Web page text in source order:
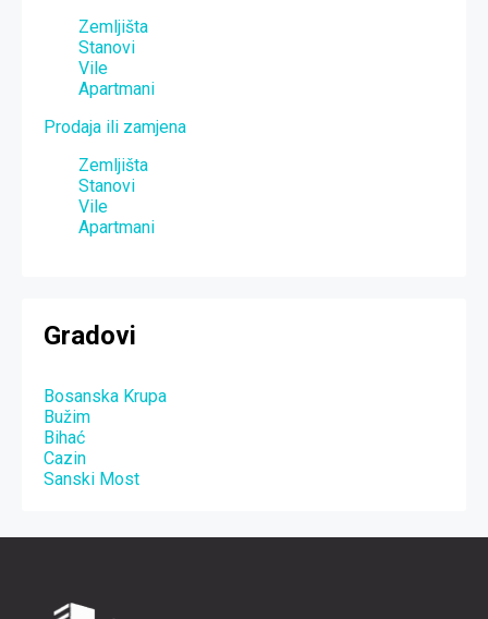
Zemljišta
Stanovi
Vile
Apartmani
Prodaja ili zamjena
Zemljišta
Stanovi
Vile
Apartmani
Gradovi
Bosanska Krupa
Bužim
Bihać
Cazin
Sanski Most